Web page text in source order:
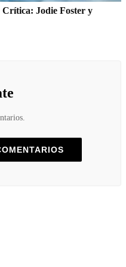
Crítica: Jodie Foster y